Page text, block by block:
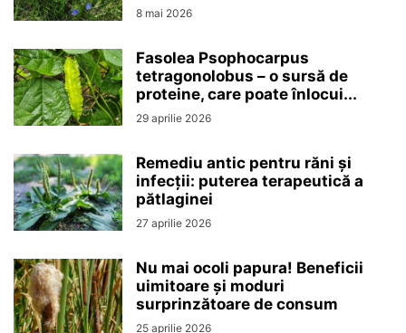
8 mai 2026
Fasolea Psophocarpus
tetragonolobus – o sursă de
proteine, care poate înlocui...
29 aprilie 2026
Remediu antic pentru răni și
infecții: puterea terapeutică a
pătlaginei
27 aprilie 2026
Nu mai ocoli papura! Beneficii
uimitoare și moduri
surprinzătoare de consum
25 aprilie 2026